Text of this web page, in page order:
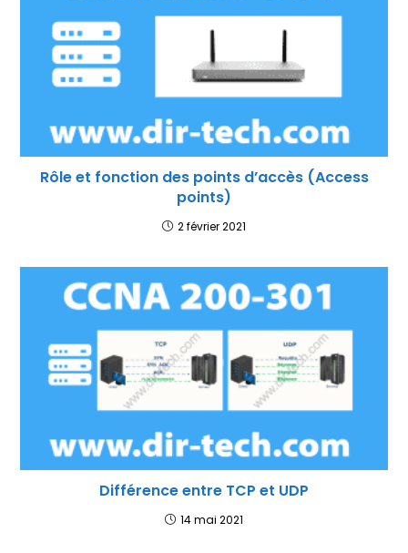
Rôle et fonction des points d’accès (Access
points)
2 février 2021
Différence entre TCP et UDP
14 mai 2021